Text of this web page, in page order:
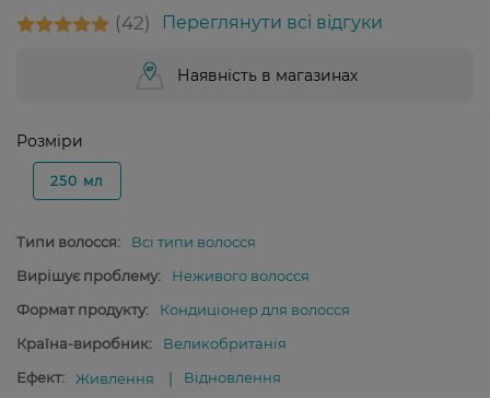
42 Переглянути всі відгуки
Наявність в магазинах
Розміри
250 мл
Типи волосся:
Всі типи волосся
Вирішує проблему:
Неживого волосся
Формат продукту:
Кондиціонер для волосся
Країна-виробник:
Великобританія
Ефект:
Живлення Відновлення